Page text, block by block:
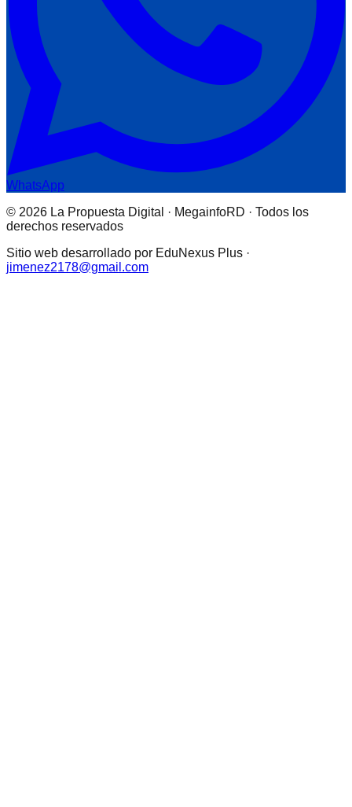
WhatsApp
© 2026 La Propuesta Digital · MegainfoRD · Todos los
derechos reservados
Sitio web desarrollado por EduNexus Plus ·
jimenez2178@gmail.com